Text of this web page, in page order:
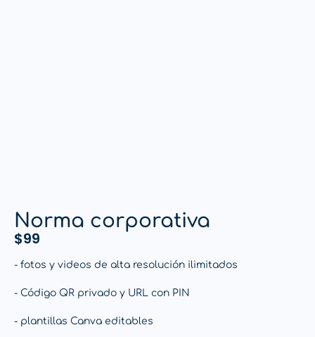
Norma corporativa
$99
- fotos y videos de alta resolución ilimitados
- Código QR privado y URL con PIN
- plantillas Canva editables